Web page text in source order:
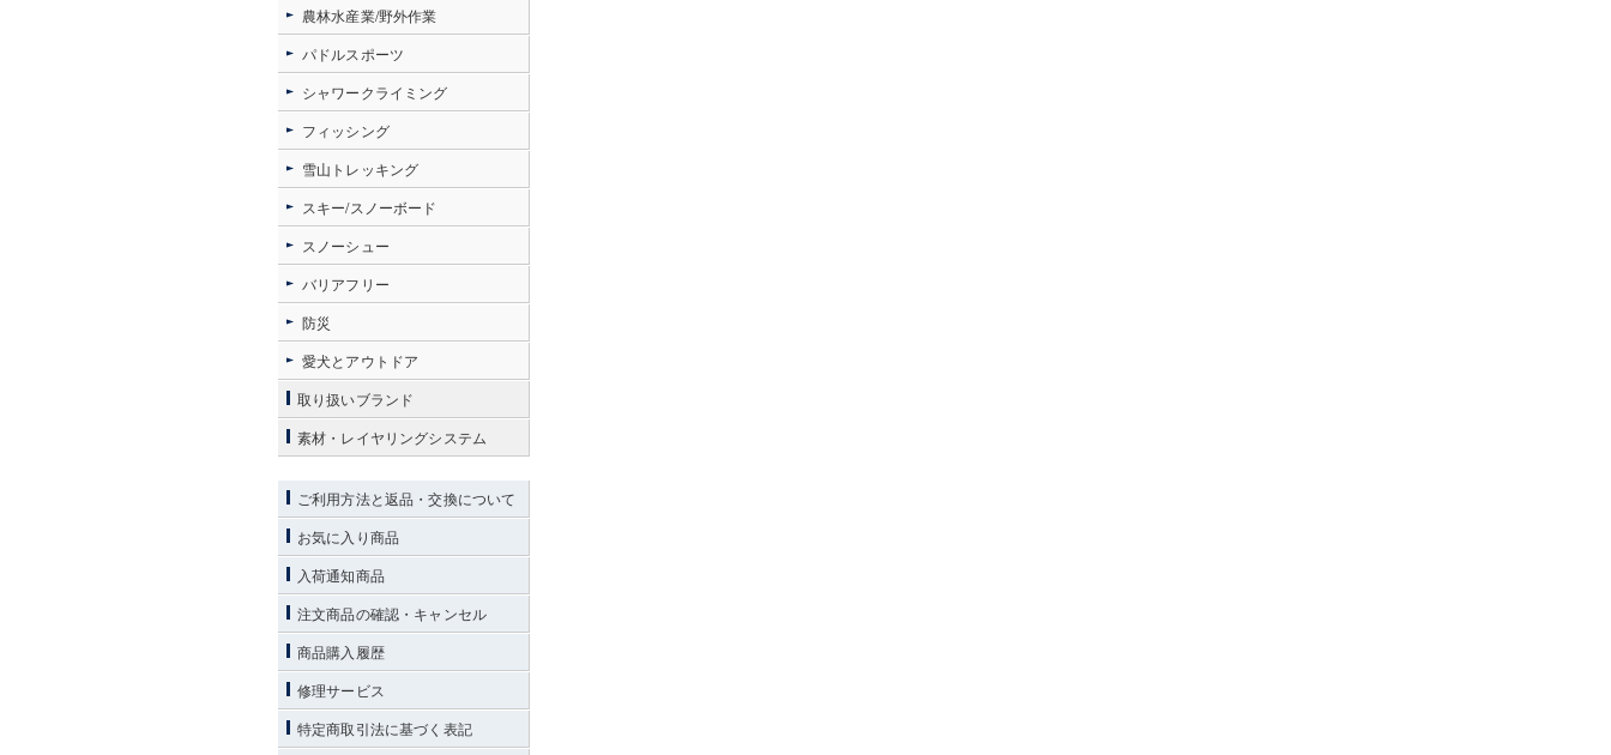
農林水産業/野外作業
パドルスポーツ
シャワークライミング
フィッシング
雪山トレッキング
スキー/スノーボード
スノーシュー
バリアフリー
防災
愛犬とアウトドア
取り扱いブランド
素材・レイヤリングシステム
ご利用方法と返品・交換について
お気に入り商品
入荷通知商品
注文商品の確認・キャンセル
商品購入履歴
修理サービス
特定商取引法に基づく表記